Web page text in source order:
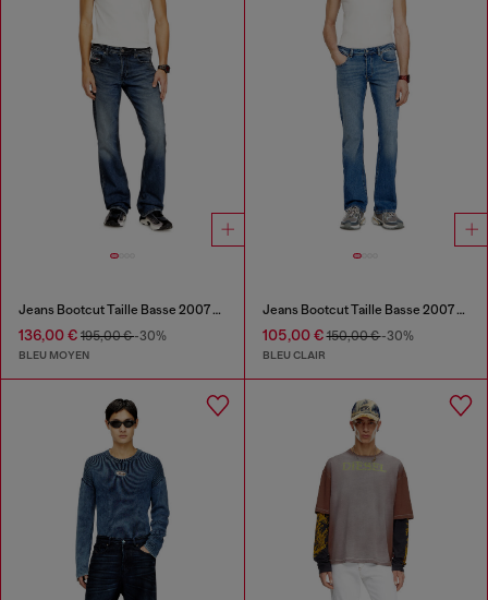
Jeans Bootcut Taille Basse 2007 Zatiny
136,00 € 195,00 €-30%
BLEU MOYEN
Jeans Bootcut Taille Basse 2007 Zatiny
105,00 €150,00 €-30%
BLEU CLAIR